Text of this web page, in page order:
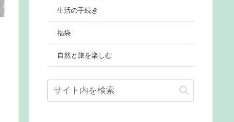
生活の手続き
福袋
自然と旅を楽しむ